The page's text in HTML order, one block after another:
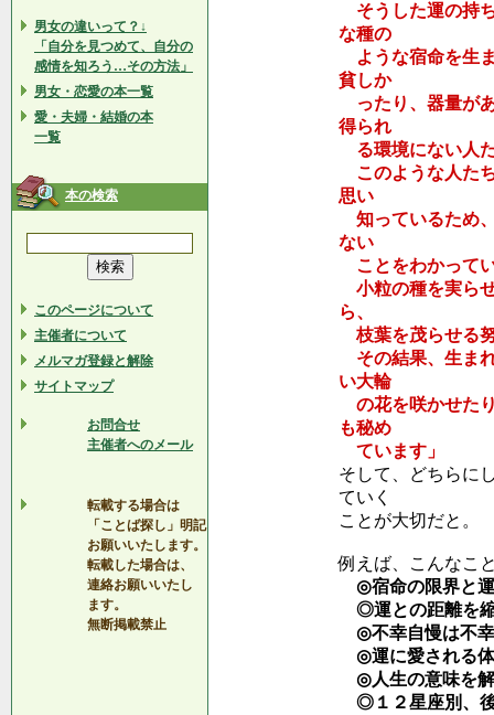
男女の違いって？↓
「自分を見つめて、自分の
感情を知ろう…その方法」
男女・恋愛の本一覧
愛・夫婦・結婚の本
一覧
本の検索
このページについて
主催者について
メルマガ登録と解除
サイトマップ
お問合せ
主催者へのメール
転載する場合は
「ことば探し」明記
お願いいたします。
転載した場合は、
連絡お願いいたし
ます。
無断掲載禁止
そうした運の持
な種の
ような宿命を生
貧しか
ったり、器量が
得られ
る環境にない人
このような人た
思い
知っているため
ない
ことをわかって
小粒の種を実ら
ら、
枝葉を茂らせる
その結果、生ま
い大輪
の花を咲かせた
も秘め
ています」
そして、どちらに
ていく
ことが大切だと。
例えば、こんなこ
◎宿命の限界と
◎運との距離を
◎不幸自慢は不
◎運に愛される
◎人生の意味を
◎１２星座別、後